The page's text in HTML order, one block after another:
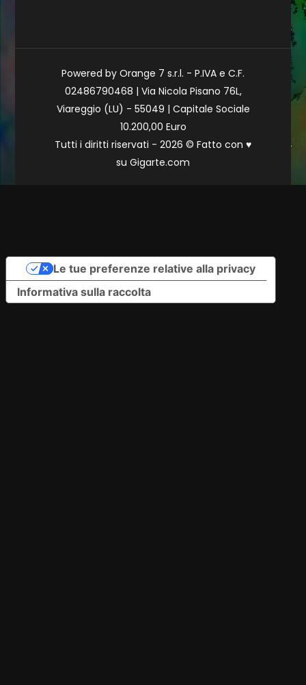
Powered by Orange 7 s.r.l. - P.IVA e C.F.
02486790468 | Via Nicola Pisano 76L,
Viareggio (LU) - 55049 | Capitale Sociale
10.200,00 Euro
Tutti i diritti riservati - 2026 © Fatto con ♥
su Gigarte.com
Informativa sulla raccolta
Le tue preferenze relative alla privacy